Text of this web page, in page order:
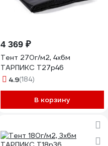
4 369 ₽
Тент 270г/м2, 4х6м
ТАРПИКС Т27р46
4.9(184)
В корзину